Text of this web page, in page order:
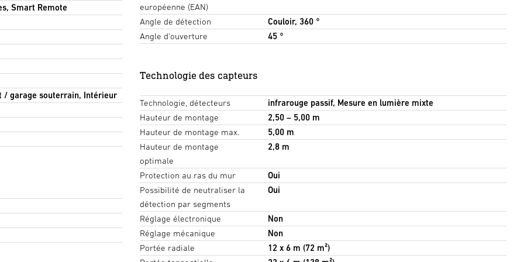
Smart Remote
/ garage souterrain, Intérieur
européenne (EAN)
Angle de détection
Couloir, 360 °
Angle d'ouverture
45 °
Technologie des capteurs
Technologie, détecteurs
infrarouge passif, Mesure en lumière mixte
Hauteur de montage
2,50 – 5,00 m
Hauteur de montage max.
5,00 m
Hauteur de montage
optimale
2,8 m
Protection au ras du mur
Oui
Possibilité de neutraliser la
détection par segments
Oui
Réglage électronique
Non
Réglage mécanique
Non
Portée radiale
12 x 6 m (72 m²)